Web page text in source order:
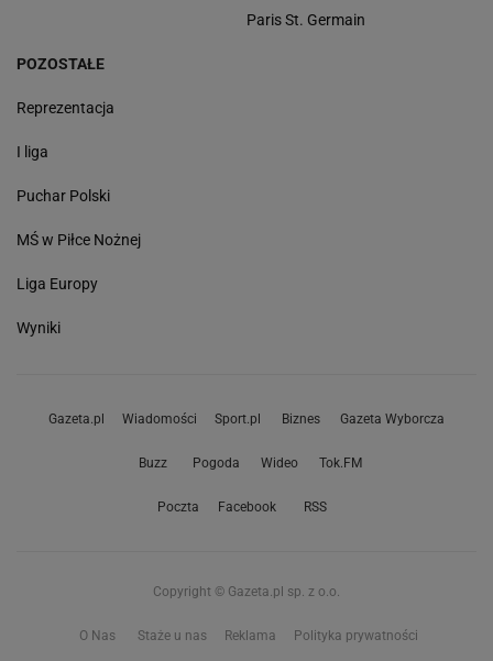
Paris St. Germain
POZOSTAŁE
Reprezentacja
I liga
Puchar Polski
MŚ w Piłce Nożnej
Liga Europy
Wyniki
Gazeta.pl Wiadomości Sport.pl Biznes Gazeta Wyborcza
Buzz Pogoda Wideo Tok.FM
Poczta Facebook RSS
Copyright © Gazeta.pl sp. z o.o.
O Nas Staże u nas Reklama Polityka prywatności